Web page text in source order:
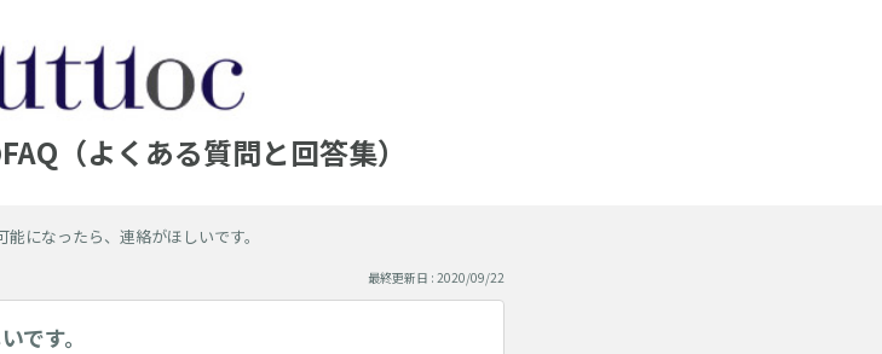
（よくある質問と回答集）
能になったら、連絡がほしいです。
最終更新日 : 2020/09/22
です。